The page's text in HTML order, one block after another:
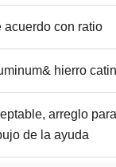
acuerdo con ratio
hierro
arreglo
de la ayuda